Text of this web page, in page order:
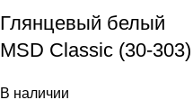
Глянцевый белый
MSD Classic (30-303)
В наличии